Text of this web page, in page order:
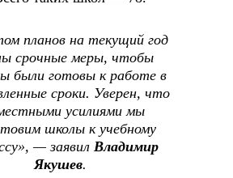
планов на текущий год
срочные меры, чтобы
были готовы к работе в
сроки. Уверен, что
усилиями мы
школы к учебному
— заявил Владимир
Якушев.